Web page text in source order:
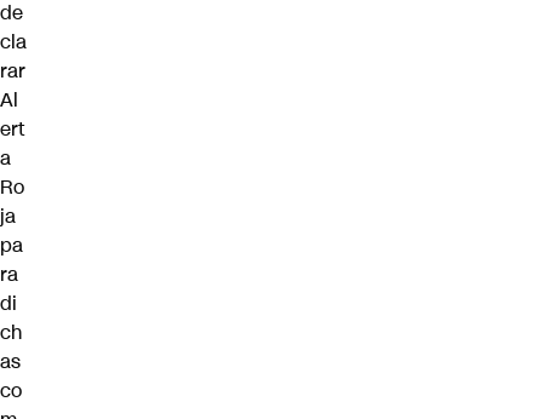
de
cla
rar
Al
ert
a
Ro
ja
pa
ra
di
ch
as
co